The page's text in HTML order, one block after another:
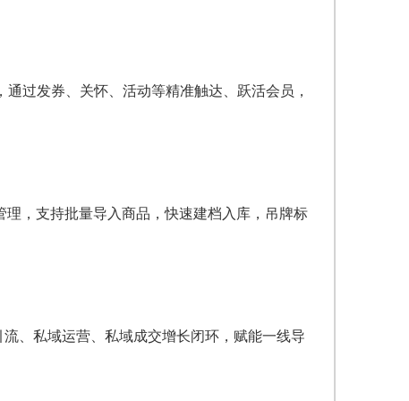
过发券、关怀、活动等精准触达、跃活会员，
，支持批量导入商品，快速建档入库，吊牌标
、私域运营、私域成交增长闭环，赋能一线导